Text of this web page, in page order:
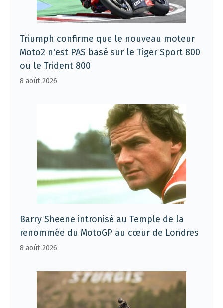
Triumph confirme que le nouveau moteur
Moto2 n'est PAS basé sur le Tiger Sport 800
ou le Trident 800
8 août 2026
Barry Sheene intronisé au Temple de la
renommée du MotoGP au cœur de Londres
8 août 2026